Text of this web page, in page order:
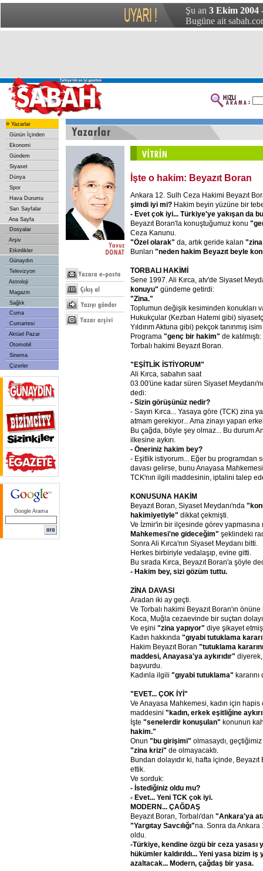
Şu an 3 Ekim 2004
Bugüne ait
» Yazarlar
Günün İçinden
Ekonomi
Gündem
Siyaset
Dünya
Spor
Hava Durumu
Sarı Sayfalar
Ana Sayfa
Dosyalar
Arşiv
Etkinlikler
Günaydın
Televizyon
Astroloji
Magazin
Sağlık
Cuma
Cumartesi
Aktüel Pazar
Otomobil
Sinema
Çizerler
Google Arama
İşte o hakim: Beyazıt Boran
Ankara 12. Sulh Ceza Hakimi Beyazıt
şimdi iyi mi? Hakim beyin yüzüne bir
- Evet çok iyi... Türkiye'ye yakışan da
Beyazıt Boran'la konuştuğumuz konu
Ceza Kanunu.
"Özel olarak" da, artık geride kalan
Bunları "neden hakim Beyazıt beyle
TORBALI HAKİMİ
Sene 1997. Ali Kırca, atv'de Siyaset
konuyu" gündeme getirdi:
"Zina."
Toplumun değişik kesiminden konukları
Hukukçular (Kezban Hatemi gibi)
Yıldırım Aktuna gibi) pekçok tanınmış
Programa "genç bir hakim" de katılmıştı:
Torbalı hakimi Beyazıt Boran.
"EŞİTLİK İSTİYORUM"
Ali Kırca, sabahın saat
03.00'üne kadar süren Siyaset
dedi:
- Sizin görüşünüz nedir?
- Sayın Kırca... Yasaya göre (TCK) zina
atmam gerekiyor... Ama zinayı yapan
Bu çağda, böyle şey olmaz... Bu durum
ilkesine aykırı.
- Öneriniz hakim bey?
- Eşitlik istiyorum... Eğer bu programdan
davası gelirse, bunu Anayasa
TCK'nın ilgili maddesinin, iptalini talep
KONUSUNA HAKİM
Beyazıt Boran, Siyaset Meydanı'nda
hakimiyetiyle" dikkat çekmişti.
Ve İzmir'in bir ilçesinde görev
Mahkemesi'ne gideceğim" şeklindeki
Sonra Ali Kırca'nın Siyaset Meydanı bitti.
Herkes birbiriyle vedalaşıp, evine gitti.
Bu sırada Kırca, Beyazıt Boran'a şöyle
- Hakim bey, sizi gözüm tuttu.
ZİNA DAVASI
Aradan iki ay geçti.
Ve Torbalı hakimi Beyazıt Boran'ın
Koca, Muğla cezaevinde bir suçtan
Ve eşini "zina yapıyor" diye şikayet
Kadın hakkında "gıyabi tutuklama
Hakim Beyazıt Boran "tutuklama
maddesi, Anayasa'ya aykırıdır"
başvurdu.
Kadınla ilgili "gıyabi tutuklama" kararını
"EVET... ÇOK İYİ"
Ve Anayasa Mahkemesi, kadın için hapis
maddesini "kadın, erkek eşitliğine
İşte "senelerdir konuşulan" konunun
hakim."
Onun "bu girişimi" olmasaydı,
"zina krizi" de olmayacaktı.
Bundan dolayıdır ki, hafta içinde,
ettik.
Ve sorduk:
- İstediğiniz oldu mu?
- Evet... Yeni TCK çok iyi.
MODERN... ÇAĞDAŞ
Beyazıt Boran, Torbalı'dan "Ankara'ya
"Yargıtay Savcılığı"na. Sonra da
oldu.
-Türkiye, kendine özgü bir ceza yasası
hükümler kaldırıldı... Yeni yasa bizim iş
azaltacak... Modern, çağdaş bir yasa.